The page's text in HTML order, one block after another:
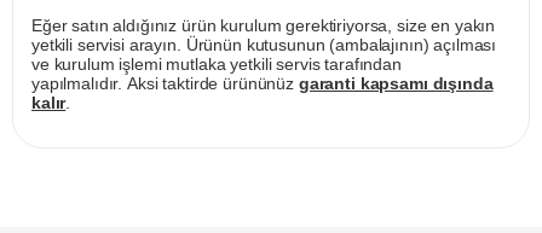
Eğer satın aldığınız ürün kurulum gerektiriyorsa, size en yakın
yetkili servisi arayın. Ürünün kutusunun (ambalajının) açılması
ve kurulum işlemi mutlaka yetkili servis tarafından
yapılmalıdır. Aksi taktirde ürününüz garanti kapsamı dışında
kalır.